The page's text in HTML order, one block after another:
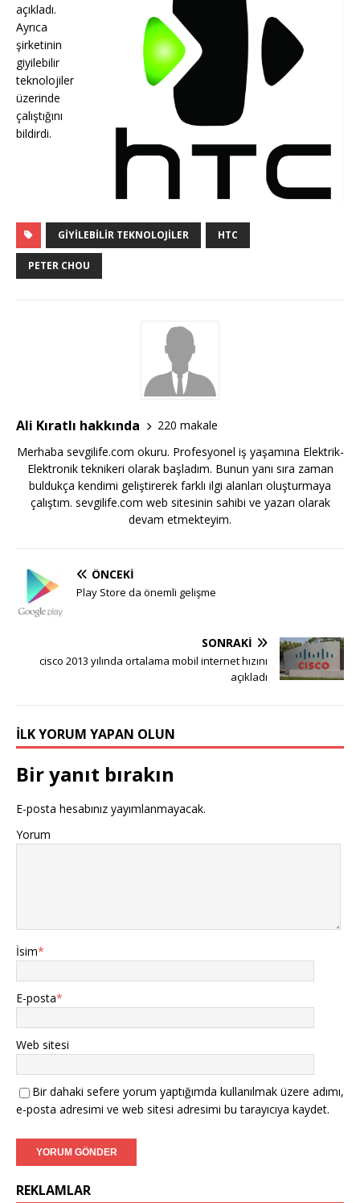
açıkladı.
Ayrıca
şirketinin
giyilebilir
teknolojiler
üzerinde
çalıştığını
bildirdi.
GIYILEBILIR TEKNOLOJILER HTC
PETER CHOU
Ali Kıratlı hakkında
220 makale
Merhaba sevgilife.com okuru. Profesyonel iş yaşamına Elektrik-
Elektronik teknikeri olarak başladım. Bunun yanı sıra zaman
buldukça kendimi geliştirerek farklı ilgi alanları oluşturmaya
çalıştım. sevgilife.com web sitesinin sahibi ve yazarı olarak
devam etmekteyim.
ÖNCEKI
Play Store da önemli gelişme
SONRAKI
cisco 2013 yılında ortalama mobil internet hızını
açıkladı
İLK YORUM YAPAN OLUN
Bir yanıt bırakın
E-posta hesabınız yayımlanmayacak.
Yorum
İsim*
E-posta*
Web sitesi
Bir dahaki sefere yorum yaptığımda kullanılmak üzere adımı,
e-posta adresimi ve web sitesi adresimi bu tarayıcıya kaydet.
REKLAMLAR